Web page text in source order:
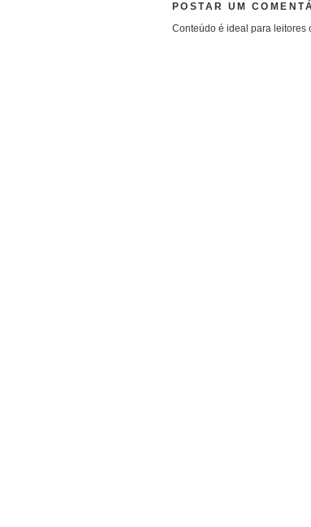
POSTAR UM
Conteúdo é ideal para leitores